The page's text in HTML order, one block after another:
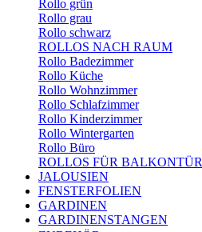
Rollo grün
Rollo grau
Rollo schwarz
ROLLOS NACH RAUM
Rollo Badezimmer
Rollo Küche
Rollo Wohnzimmer
Rollo Schlafzimmer
Rollo Kinderzimmer
Rollo Wintergarten
Rollo Büro
ROLLOS FÜR BALKONTÜR
JALOUSIEN
FENSTERFOLIEN
GARDINEN
GARDINENSTANGEN